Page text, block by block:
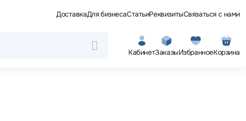
ДоставкаДля бизнесаСтатьиРеквизитыСвязаться с нами
КабинетЗаказыИзбранноеКорзина